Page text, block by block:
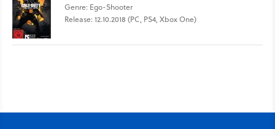
Genre: Ego-Shooter
Release: 12.10.2018 (PC, PS4, Xbox One)